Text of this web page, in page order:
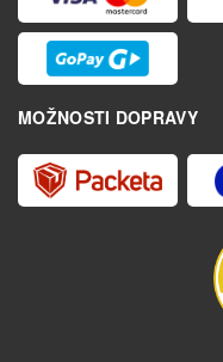
MOŽNOSTI DOPRAVY